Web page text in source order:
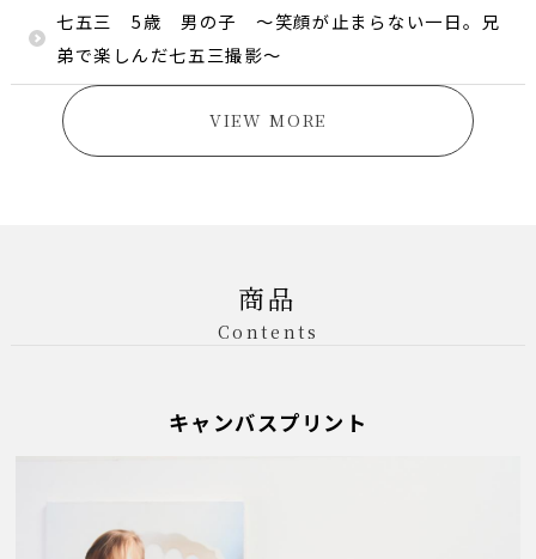
七五三 5歳 男の子 ～笑顔が止まらない一日。兄
弟で楽しんだ七五三撮影～
VIEW MORE
商品
Contents
キャンバスプリント